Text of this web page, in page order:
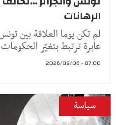
الرهانات
لم تكن يوما العلاقة بين
عابرة ترتبط بتغيّر
07:00 - 2026/08/06
سياسة